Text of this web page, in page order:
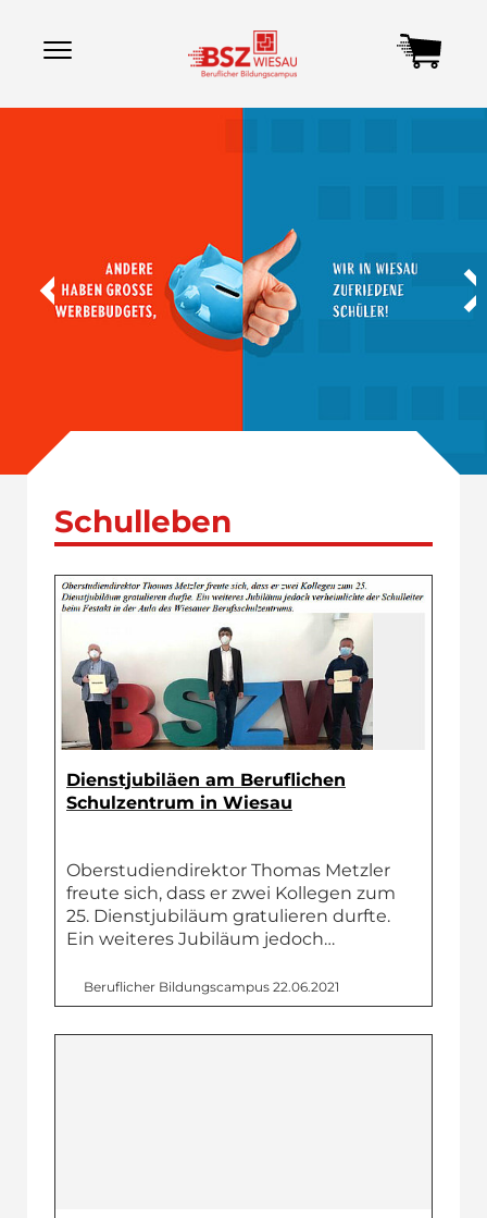
Schulleben
Dienstjubiläen am Beruflichen
Schulzentrum in Wiesau
Oberstudiendirektor Thomas Metzler
freute sich, dass er zwei Kollegen zum
25. Dienstjubiläum gratulieren durfte.
Ein weiteres Jubiläum jedoch…
Beruflicher Bildungs­campus 22.06.2021